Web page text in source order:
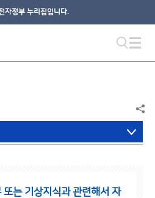
자정부 누리집입니다.
는 기상지식과 관련해서 자